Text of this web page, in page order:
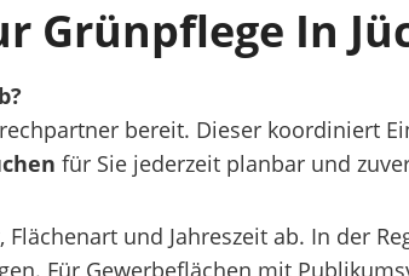
Grünpflege In
bereit. Dieser koordiniert
für Sie jederzeit planbar und
und Jahreszeit ab. In der
Für Gewerbeflächen mit